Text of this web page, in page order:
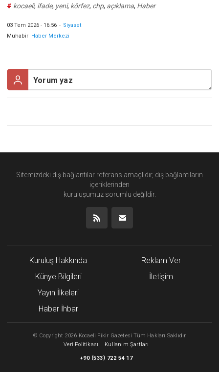
# kocaeli, ifade, yeni, körfez, chp, açıklama, Haber
03 Tem 2026 - 16:56 - Siyaset
Muhabir
Haber Merkezi
Sitemizdeki dış bağlantılar referans amaçlıdır, dış bağlantıların
içeriklerinden
kuruluşumuz sorumlu değildir.
Kuruluş Hakkında
Künye Bilgileri
Yayın İlkeleri
Haber İhbar
Reklam Ver
İletişim
© Copyright 2026 Kocaeli Fikir Gazetesi Tüm Hakları Saklıdır
Veri Politikası
Kullanım Şartları
+90 (533) 722 54 17